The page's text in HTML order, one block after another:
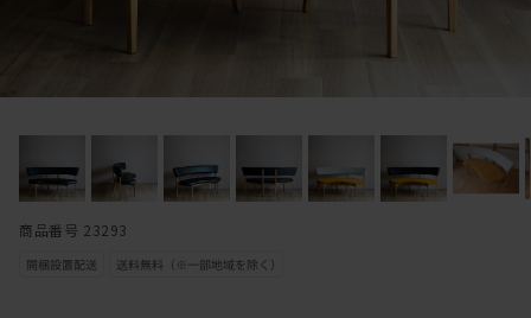
商品番号 23293